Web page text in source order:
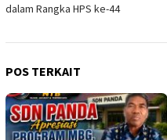
dalam Rangka HPS ke-44
POS TERKAIT